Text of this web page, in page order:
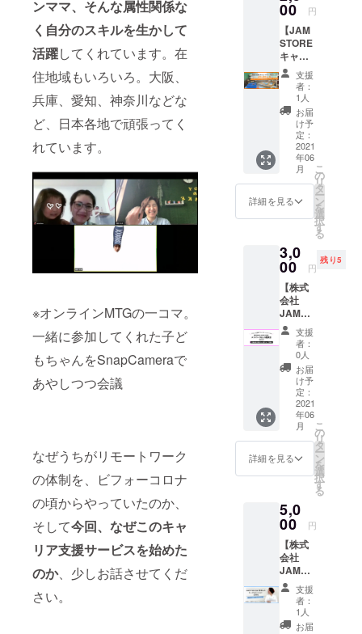
ンママ、そんな属性関係な
く自分のスキルを生かして
活躍してくれています。在
住地域もいろいろ。大阪、
兵庫、愛知、神奈川などな
ど、日本各地で頑張ってく
れています。
※オンラインMTGの一コマ。
一緒に参加してくれた子ど
もちゃんをSnapCameraで
あやしつつ会議
なぜうちがリモートワーク
の体制を、ビフォーコロナ
の頃からやっていたのか、
そして今回、なぜこのキャ
リア支援サービスを始めた
のか、少しお話させてくだ
さい。
＜松本裕美
JAMSTORE
の遍歴＞
◎リクルー
ト100％出資
て、HR事業
系の広告営
◎株式会社
ミュニケー
ションズ
（現リク
ルートコ
ミュニケー
ションズ）
HR事業
部、及びブ
ライダル事
業部の制作
ディレク
ターとし
て、顧客折
構成・ディ
レクショ
ン、コピー
ライティン
グ、
撮影ディ
レクショ
ドは、
自分で
使うも
誰かに
プレゼ
ントす
るも
OK！ ・
「ゲー
ムクリ
エイ
ターに
なろ
う！」
企画の
つくり
プ：招
待コー
ド1つで
3名まで
参加可
・3歳か
ら体験
が可能
なデジ
タルコ
ンテン
ツ「オ
リガ
ミ」
ワーク
ショッ
プ：招
ド1つで
参加可
・コア
体操｜
親子体
験1回：
招待
コード1
つで親
子で参
00 円
【JAM
STORE
キャリ
アベー
スキャ
ンプ3ヶ
月お試
し利用
料｜通
常、月
980円の
所、月
833円で
利用
可】 ・
利用開
ロジェ
クト終
了後の
翌月１
日から
（2021
年6月1
日を予
定） ・
サービ
スの利
用方法
詳細は
以下
URLを
ご覧く
ださい
ecamp.
official.
ec/abou
支援
者：
1人
お届
け予
定：
2021
年06
月
詳細を見る
こ
の
リ
タ
ー
ン
を
選
択
す
る
3,0
00 円
残り5
【株式
会社
JAMST
OREメ
ンバー3
名との
座談会
丨60
分】 ス
タッフ
全員が
フルリ
モート
ワーク
をして
いる
OREの
メン
バー3名
と、支
援者様
（最低1
名～最
大5名）
との座
談会を
支援
者：
0人
お届
け予
定：
2021
年06
月
詳細を見る
こ
の
リ
タ
ー
ン
を
選
択
す
る
5,0
00 円
【株式
会社
JAMST
ORE 代
表取締
役 松本
との
支援
者：
1人
お届